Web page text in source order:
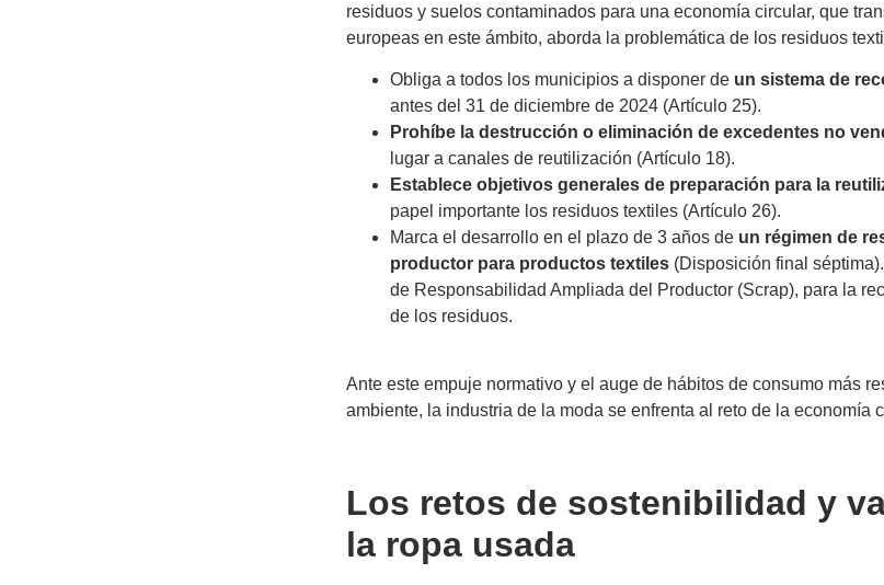
residuos y suelos contaminados para una economía circular, que
europeas en este ámbito, aborda la problemática de los residuos
Obliga a todos los municipios a disponer de un sistema de
antes del 31 de diciembre de 2024 (Artículo 25).
Prohíbe la destrucción o eliminación de excedentes no
lugar a canales de reutilización (Artículo 18).
Establece objetivos generales de preparación para la
papel importante los residuos textiles (Artículo 26).
Marca el desarrollo en el plazo de 3 años de un régimen de
productor para productos textiles(Disposición final
de Responsabilidad Ampliada del Productor (Scrap), para la
de los residuos.
Ante este empuje normativo y el auge de hábitos de consumo más
ambiente, la industria de la moda se enfrenta al reto de la economía
Los retos de sostenibilidad y
la ropa usada